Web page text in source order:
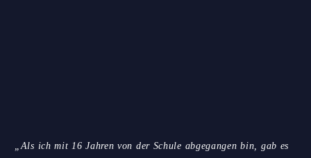
„Als ich mit 16 Jahren von der Schule abgegangen bin, gab es